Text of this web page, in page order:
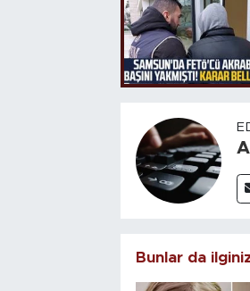
Bunlar da